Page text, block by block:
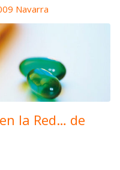
Navarra
la Red… de